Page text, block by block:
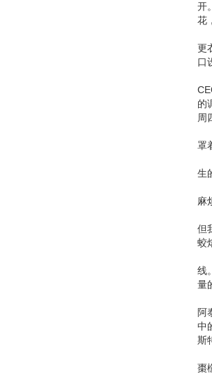
开
花
“
更
口
的
周
罩
生
麻
但
蛟
线
量
阿
中
斯
棗